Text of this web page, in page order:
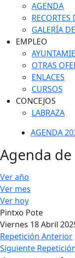
AGENDA
RECORTES
GALERÍA
EMPLEO
OTRAS
ENLACES
CURSOS
CONCEJOS
LABRAZA
AGENDA
Agenda
Ver año
Ver mes
Ver hoy
Pintxo Pote
Viernes 18 Abril
Repetición Anterior
Siguiente